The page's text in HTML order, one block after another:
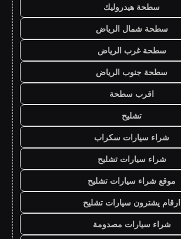
سطحة هيدروليك
سطحة شمال الرياض
سطحة غرب الرياض
سطحة جنوب الرياض
اقرب سطحة
تشليح
شراء سيارات سكراب
شراء سيارات تشليح
موقع شراء سيارات تشليح
ارقام يشترون سيارات تشليح
شراء سيارات مصدومة